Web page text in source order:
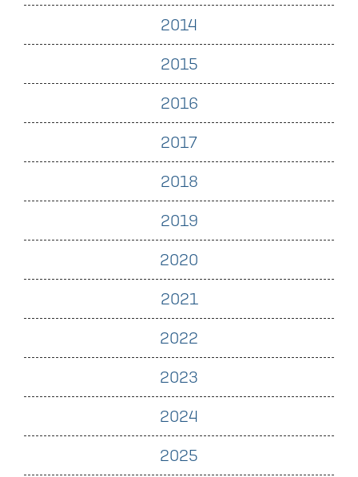
2014
2015
2016
2017
2018
2019
2020
2021
2022
2023
2024
2025